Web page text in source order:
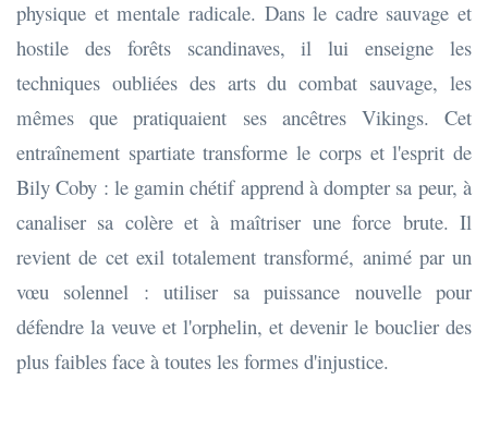
physique et mentale radicale. Dans le cadre sauvage et
hostile des forêts scandinaves, il lui enseigne les
techniques oubliées des arts du combat sauvage, les
mêmes que pratiquaient ses ancêtres Vikings. Cet
entraînement spartiate transforme le corps et l'esprit de
Bily Coby : le gamin chétif apprend à dompter sa peur, à
canaliser sa colère et à maîtriser une force brute. Il
revient de cet exil totalement transformé, animé par un
vœu solennel : utiliser sa puissance nouvelle pour
défendre la veuve et l'orphelin, et devenir le bouclier des
plus faibles face à toutes les formes d'injustice.